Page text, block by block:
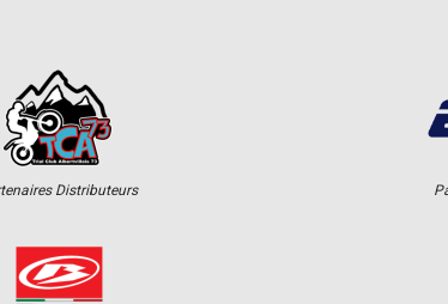
Distributeurs